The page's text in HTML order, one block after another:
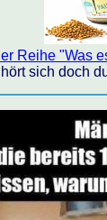
Reihe "Was
sich doch